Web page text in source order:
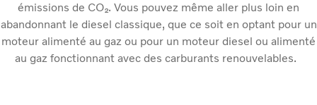
émissions de CO₂. Vous pouvez même aller plus loin en
abandonnant le diesel classique, que ce soit en optant pour un
moteur alimenté au gaz ou pour un moteur diesel ou alimenté
au gaz fonctionnant avec des carburants renouvelables.